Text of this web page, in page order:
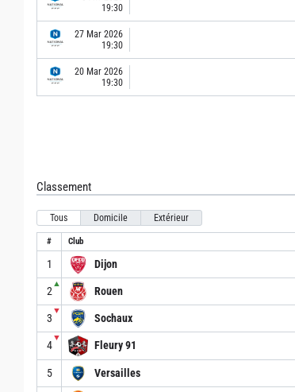
19:30
27 Mar 2026
19:30
20 Mar 2026
19:30
Classement
Tous Domicile Extérieur
# Club
1 Dijon
2
▲
Rouen
3
▼
Sochaux
4
▼
Fleury 91
5 Versailles